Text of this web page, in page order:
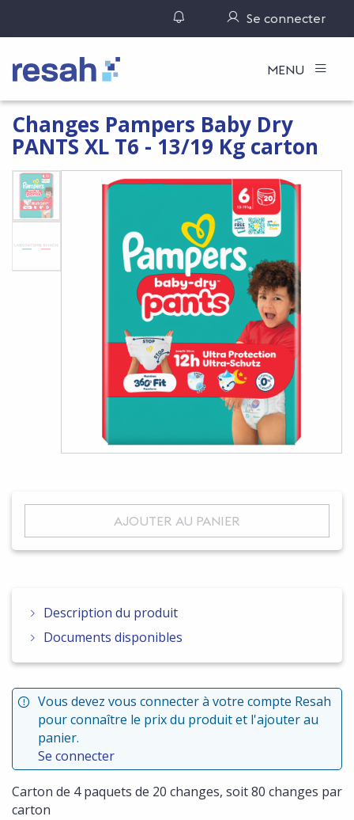
Gérer ses notifications
Se connecter
Logo Resah MENU
Changes Pampers Baby Dry
PANTS XL T6 - 13/19 Kg carton
AJOUTER AU PANIER
Description du produit
Documents disponibles
Vous devez vous connecter à votre compte Resah
pour connaître le prix du produit et l'ajouter au
panier.
Se connecter
Carton de 4 paquets de 20 changes, soit 80 changes par
carton